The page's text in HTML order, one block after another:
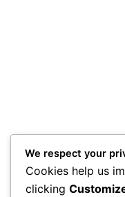
We respect your
Cookies help us
clicking